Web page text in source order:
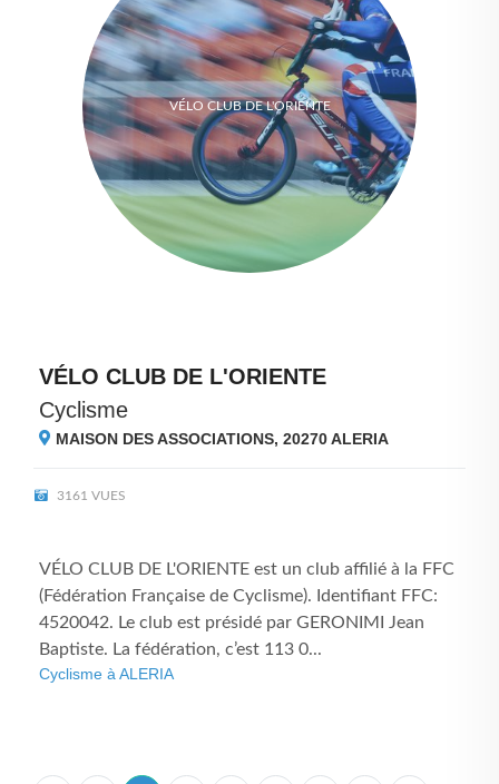
VÉLO CLUB DE L'ORIENTE
VÉLO CLUB DE L'ORIENTE
Cyclisme
MAISON DES ASSOCIATIONS, 20270ALERIA
3161 VUES
VÉLO CLUB DE L'ORIENTE est un club affilié à la FFC
(Fédération Française de Cyclisme). Identifiant FFC:
4520042. Le club est présidé par GERONIMI Jean
Baptiste. La fédération, c’est 113 0...
Cyclisme à ALERIA